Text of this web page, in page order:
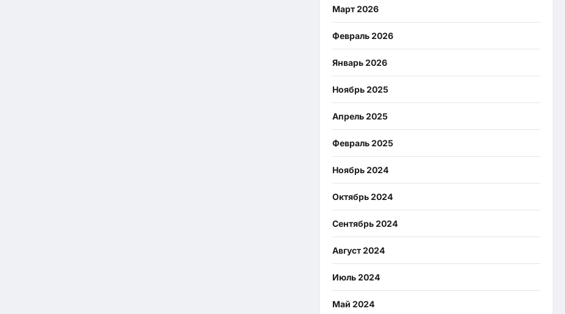
Март 2026
Февраль 2026
Январь 2026
Ноябрь 2025
Апрель 2025
Февраль 2025
Ноябрь 2024
Октябрь 2024
Сентябрь 2024
Август 2024
Июль 2024
Май 2024